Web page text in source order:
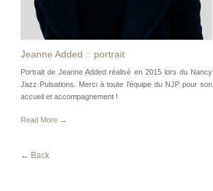
Jeanne Added :: portrait
Portrait de Jeanne Added réalisé en 2015 lors du Nancy
Jazz Pulsations. Merci à toute l’équipe du NJP pour son
accueil et accompagnement !
Read More →
← Back